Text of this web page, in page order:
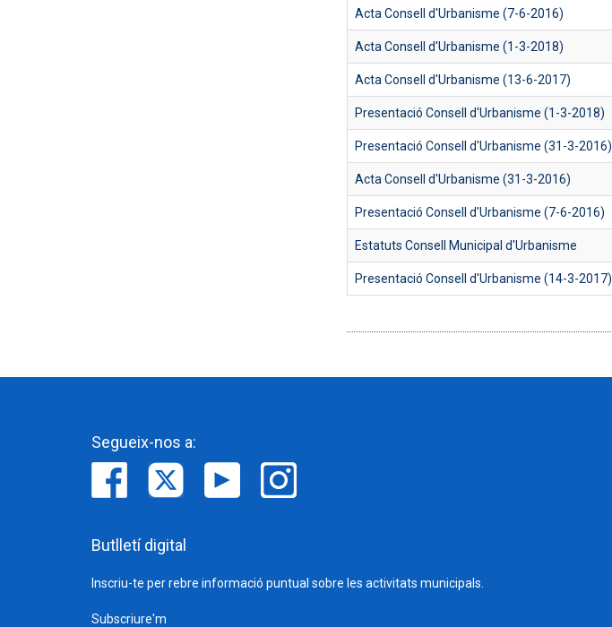
Acta Consell d'Urbanisme (7-6-2016)
Acta Consell d'Urbanisme (1-3-2018)
Acta Consell d'Urbanisme (13-6-2017)
Presentació Consell d'Urbanisme (1-3-2018)
Presentació Consell d'Urbanisme (31-3-2016)
Acta Consell d'Urbanisme (31-3-2016)
Presentació Consell d'Urbanisme (7-6-2016)
Estatuts Consell Municipal d'Urbanisme
Presentació Consell d'Urbanisme (14-3-2017)
Segueix-nos a:
Butlletí digital
Inscriu-te per rebre informació puntual sobre les activitats municipals.
Subscriure'm